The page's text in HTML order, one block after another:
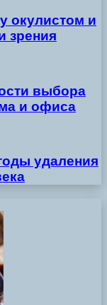
окулистом и
зрения
выбора
и офиса
удаления